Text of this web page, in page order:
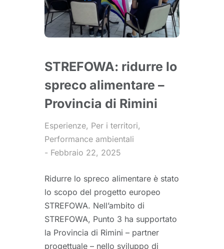
STREFOWA: ridurre lo
spreco alimentare –
Provincia di Rimini
Esperienze, Per i territori,
Performance ambientali
Febbraio 22, 2025
Ridurre lo spreco alimentare è stato
lo scopo del progetto europeo
STREFOWA. Nell’ambito di
STREFOWA, Punto 3 ha supportato
la Provincia di Rimini – partner
progettuale – nello sviluppo di